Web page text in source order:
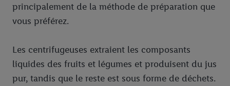
principalement de la méthode de préparation que
vous préférez.
Les centrifugeuses extraient les composants
liquides des fruits et légumes et produisent du jus
pur, tandis que le reste est sous forme de déchets.